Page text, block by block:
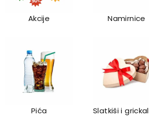
Akcije Namirnice
Pića Slatkiši i